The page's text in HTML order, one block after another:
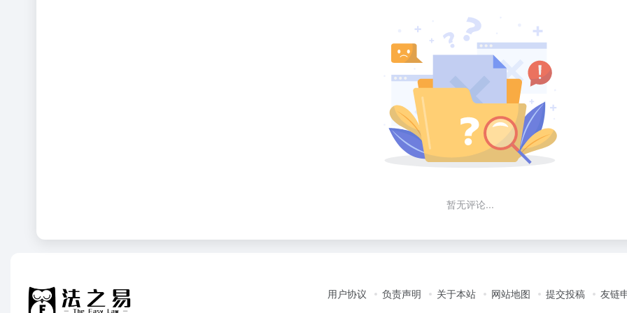
暂无评论...
用户协议 负责声明 关于本站 网站地图 提交投稿 友链